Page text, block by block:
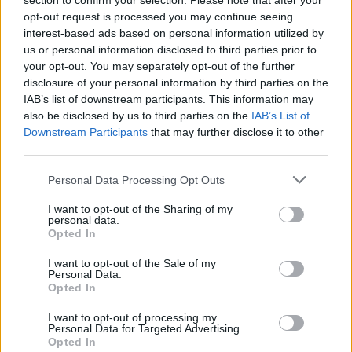
opt-out request is processed you may continue seeing
interest-based ads based on personal information utilized by
us or personal information disclosed to third parties prior to
your opt-out. You may separately opt-out of the further
disclosure of your personal information by third parties on the
IAB’s list of downstream participants. This information may
also be disclosed by us to third parties on the IAB’s List of
Downstream Participants that may further disclose it to other
Please note that this website/app uses one or more Google
not limited to your visit or usage behaviour. You may click to
grant or deny consent to Google and its third-party tags to
use your data for below specified purposes in below Google
consent section.
Personal Data Processing Opt Outs
I want to opt-out of the Sharing of my
personal data.
Opted In
I want to opt-out of the Sale of my
Personal Data.
Opted In
I want to opt-out of processing my
Personal Data for Targeted Advertising.
Opted In
sekund foran norske Amund Hoel fra Team
Engcon. Kalland-Olsen blir nummer åtte.
Trollhättan Action Week/ Alliansloppet 2025
resultater
Topp 3 menn, Alliansloppet 48km
1. Alvar Myhlback, Lager 157 Ski Team,
1:44:57.0
1:44:58.1
3. Amund Hoel, Team Engcon,1:44:58.6
Fullstendige resultater
Det 48 kilometer lange Alliansloppet var det
andre av de tre rulleskirennene i Trollhättan